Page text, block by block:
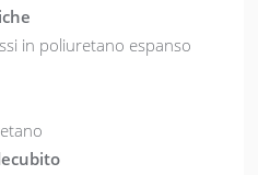
in poliuretano espanso